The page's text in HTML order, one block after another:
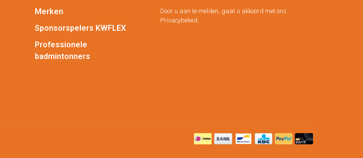
Merken
Sponsorspelers KWFLEX
Professionele
badmintonners
Door u aan te melden, gaat u akkoord met ons
Privacybeleid.